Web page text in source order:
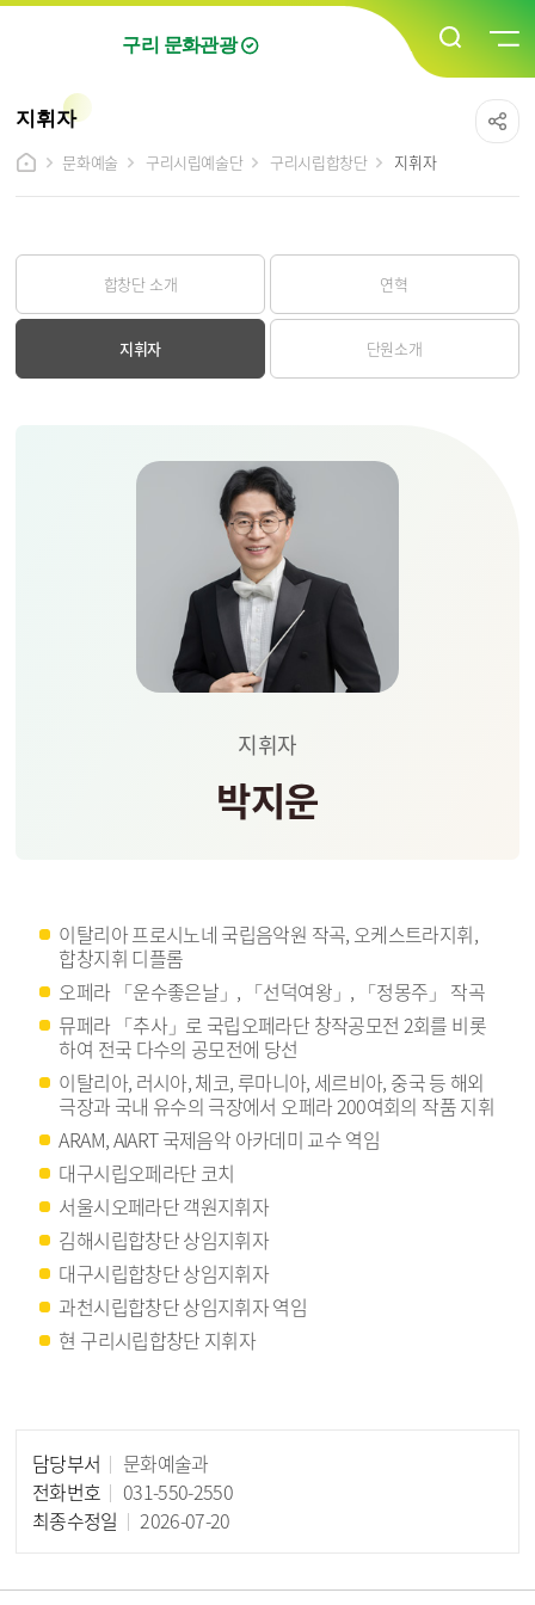
구리 문화관광
지휘자
문화예술
구리시립예술단 구리시립합창단 지휘자
합창단 소개 연혁
지휘자 단원소개
지휘자
박지운
이탈리아 프로시노네 국립음악원 작곡, 오케스트라지휘,
합창지휘 디플롬
오페라 「운수좋은날」, 「선덕여왕」, 「정몽주」 작곡
뮤페라 「추사」로 국립오페라단 창작공모전 2회를 비롯
하여 전국 다수의 공모전에 당선
이탈리아, 러시아, 체코, 루마니아, 세르비아, 중국 등 해외
극장과 국내 유수의 극장에서 오페라 200여회의 작품 지휘
ARAM, AIART 국제음악 아카데미 교수 역임
대구시립오페라단 코치
서울시오페라단 객원지휘자
김해시립합창단 상임지휘자
대구시립합창단 상임지휘자
과천시립합창단 상임지휘자 역임
현 구리시립합창단 지휘자
담당부서
문화예술과
전화번호
031-550-2550
최종수정일
2026-07-20